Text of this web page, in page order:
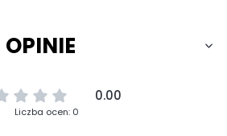
OPINIE
0.00
Liczba ocen: 0